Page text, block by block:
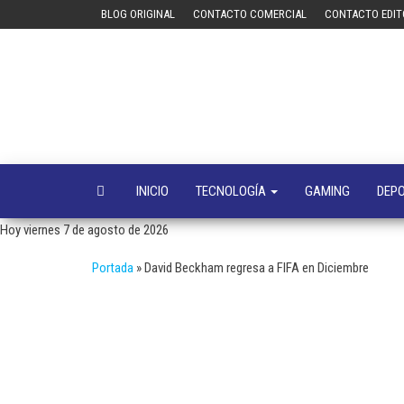
BLOG ORIGINAL CONTACTO COMERCIAL CONTACTO
INICIO TECNOLOGÍA GAMING
Hoy viernes 7 de agosto de 2026
Portada »David Beckham regresa a FIFA en Diciembre